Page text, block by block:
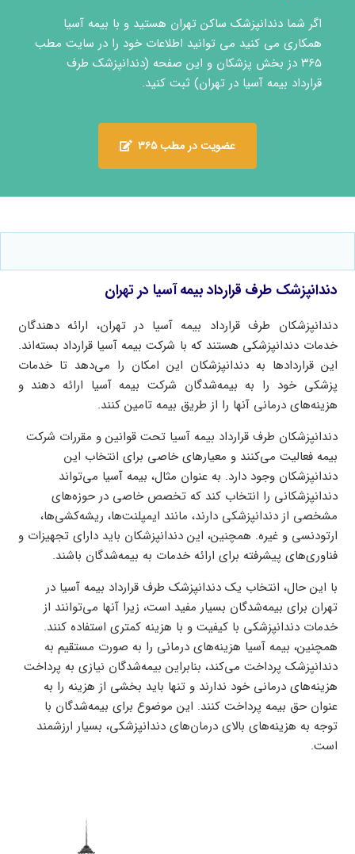
اگر شما دندانپزشک ساکن تهران هستید و با بیمه آسیا
همکاری می کنید می توانید اطلاعات خود را در سایت مطب
۳۶۵ دز بخش پزشکان و این صفحه (دندانپزشک طرف
قرارداد بیمه آسیا در تهران) ثبت کنید.
عضویت در مطب ۳۶۵
دندانپزشک طرف قرارداد بیمه آسیا در تهران
دندانپزشکان طرف قرارداد بیمه آسیا در تهران، ارائه دهندگان
خدمات دندانپزشکی هستند که با شرکت بیمه آسیا قرارداد بسته‌اند.
این قراردادها به دندانپزشکان این امکان را می‌دهد تا خدمات
پزشکی خود را به بیمه‌شدگان شرکت بیمه آسیا ارائه دهند و
هزینه‌های درمانی آنها را از طریق بیمه تامین کنند.
دندانپزشکان طرف قرارداد بیمه آسیا تحت قوانین و مقررات شرکت
بیمه فعالیت می‌کنند و معیارهای خاصی برای انتخاب این
دندانپزشکان وجود دارد. به عنوان مثال، بیمه آسیا می‌تواند
دندانپزشکانی را انتخاب کند که تخصص خاصی در حوزه‌های
مشخصی از دندانپزشکی دارند، مانند ایمپلنت‌ها، ریشه‌کشی‌ها،
ارتودنسی و غیره. همچنین، این دندانپزشکان باید دارای تجهیزات و
فناوری‌های پیشرفته برای ارائه خدمات به بیمه‌شدگان باشند.
با این حال، انتخاب یک دندانپزشک طرف قرارداد بیمه آسیا در
تهران برای بیمه‌شدگان بسیار مفید است، زیرا آنها می‌توانند از
خدمات دندانپزشکی با کیفیت و با هزینه کمتری استفاده کنند.
همچنین، بیمه آسیا هزینه‌های درمانی را به صورت مستقیم به
دندانپزشک پرداخت می‌کند، بنابراین بیمه‌شدگان نیازی به پرداخت
هزینه‌های درمانی خود ندارند و تنها باید بخشی از هزینه را به
عنوان حق بیمه پرداخت کنند. این موضوع برای بیمه‌شدگان با
توجه به هزینه‌های بالای درمان‌های دندانپزشکی، بسیار ارزشمند
است.